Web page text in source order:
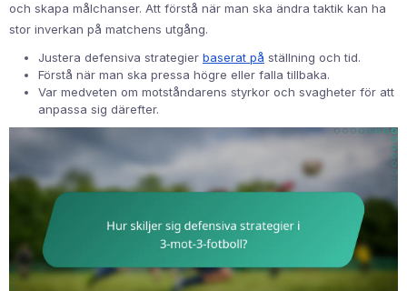
och skapa målchanser. Att förstå när man ska ändra taktik kan ha
stor inverkan på matchens utgång.
Justera defensiva strategier baserat på ställning och tid.
Förstå när man ska pressa högre eller falla tillbaka.
Var medveten om motståndarens styrkor och svagheter för att
anpassa sig därefter.